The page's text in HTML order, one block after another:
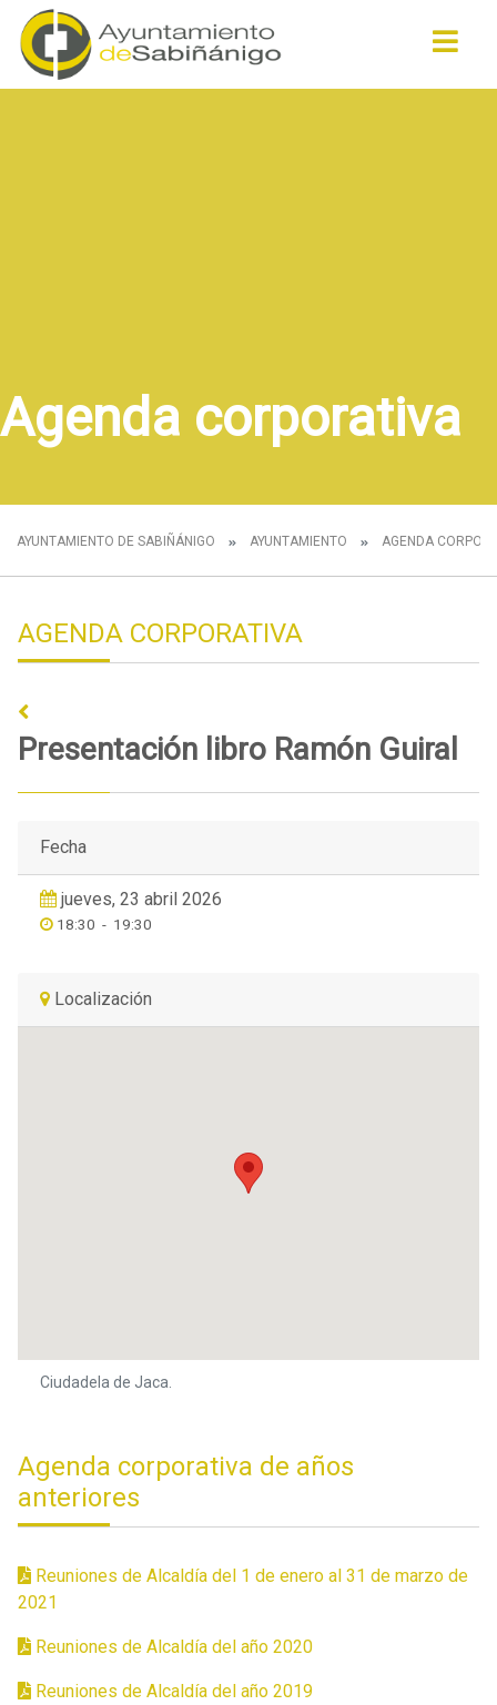
Agenda corporativa
AYUNTAMIENTO DE SABIÑÁNIGO AYUNTAMIENTO AGENDA
AGENDA CORPORATIVA
Presentación libro Ramón Guiral
Fecha
jueves, 23 abril 2026
18:30 - 19:30
Localización
Ciudadela de Jaca.
Agenda corporativa de años
anteriores
Reuniones de Alcaldía del 1 de enero al 31 de marzo de
2021
Reuniones de Alcaldía del año 2020
Reuniones de Alcaldía del año 2019